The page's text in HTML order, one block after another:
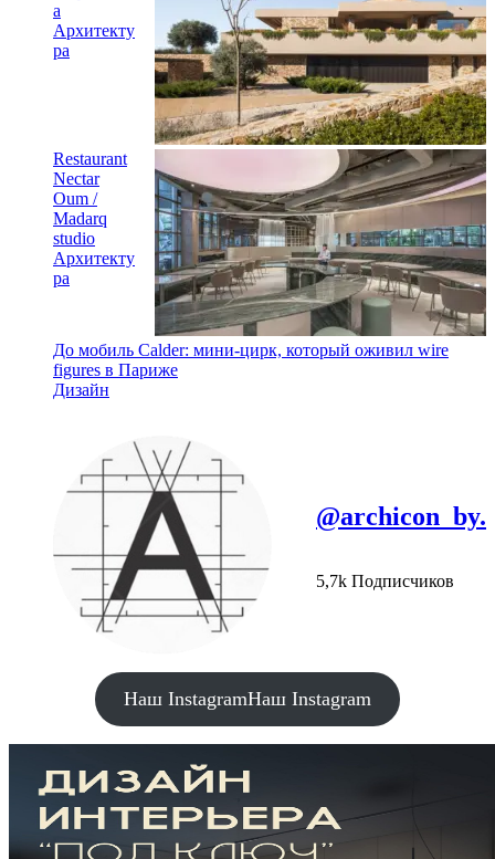
a
Архитекту
ра
Restaurant
Nectar
Oum /
Madarq
studio
Архитекту
ра
До мобиль Calder: мини-цирк, который оживил wire
figures в Париже
Дизайн
@archicon_by.
5,7k Подписчиков
Наш InstagramНаш Instagram